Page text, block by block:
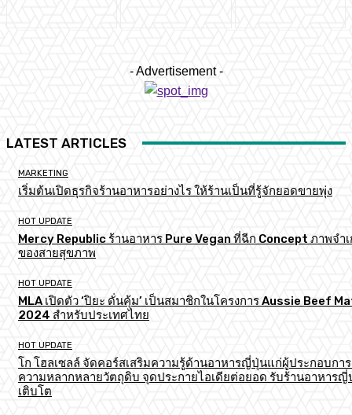
- Advertisement -
LATEST ARTICLES
MARKETING
เริ่มต้นเปิดธุรกิจร้านอาหารอย่างไร ให้ร้านเป็นที่รู้จักยอดขายพุ่ง
HOT UPDATE
Mercy Republic ร้านอาหาร Pure Vegan ที่ฉีก Concept ภาพจำเ
ของสายสุขภาพ
HOT UPDATE
MLA เปิดตัว ‘ปิยะ ดั่นคุ้ม’ เป็นสมาชิกในโครงการ Aussie Beef
2024 สำหรับประเทศไทย
HOT UPDATE
โก โฮลเซลล์ จัดคอร์สเสริมความรู้ด้านอาหารญี่ปุ่นแก่ผู้ประกอบกา
ความหลากหลายวัตถุดิบ จุดประกายไอเดียต่อยอด รับร้านอาหาร
เติบโต